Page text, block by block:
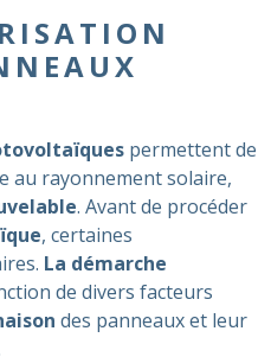
permettent de
au rayonnement solaire,
. Avant de procéder
, certaines
La démarche
de divers facteurs
des panneaux et leur